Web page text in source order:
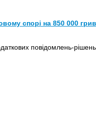
спорі на 850 000
повідомлень-рішень